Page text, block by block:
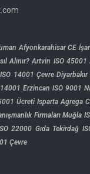
Afyonkarahisar CE
Alınır? Artvin ISO 45001
14001 Çevre
Erzincan ISO 9001
Ücreti Isparta Agrega
Firmaları Muğla
22000 Gıda Tekirdağ
Çevre